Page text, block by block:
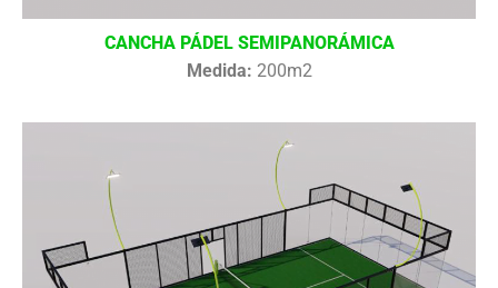
CANCHA PÁDEL SEMIPANORÁMICA
Medida: 200m2